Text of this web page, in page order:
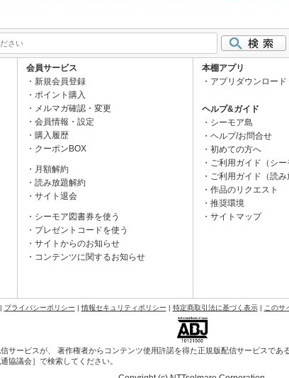
会員サービス
新規会員登録
ポイント購入
メルマガ確認・変更
会員情報・設定
購入履歴
クーポンBOX
月額解約
読み放題解約
サイト退会
シーモア図書券を使う
プレゼントコードを使う
サイトからのお知らせ
コンテンツに関するお知らせ
本棚アプリ
アプリダウンロード
ヘルプ&ガイド
シーモア島
ヘルプ/お問合せ
初めての方へ
ご利用ガイド（シー
ご利用ガイド（読み
作品のリクエスト
推奨環境
サイトマップ
プライバシーポリシー | 情報セキュリティポリシー | 特定商取引法に基づく表示| このサ
サービスが、 著作権者からコンテンツ使用許諾を得た正規版配信サービスで
協議会］で検索してください。